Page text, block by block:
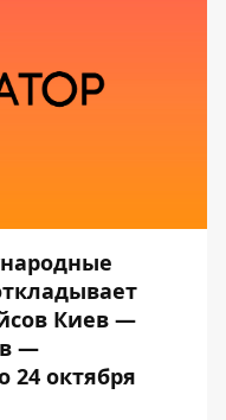
Киев —
—
октября